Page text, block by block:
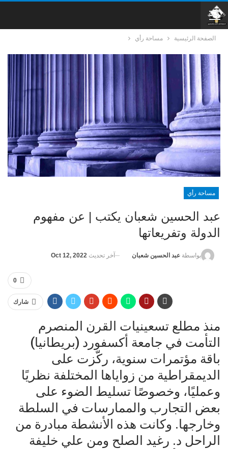
الصفحة الرئيسية مساحة رأي
مساحة رأي
عبد الحسين شعبان يكتب | عن مفهوم
الدولة وتفريعاتها
بواسطة عبد الحسين شعبان آخر تحديث Oct 12, 2022
0
شارك
منذ مطلع تسعينيات القرن المنصرم
التأمت في جامعة أكسفورد (بريطانيا)
باقة مؤتمرات سنوية، ركّزت على
الديمقراطية من زواياها المختلفة نظريًا
وعمليًا، وخصوصًا تسليط الضوء على
بعض التجارب والممارسات في السلطة
وخارجها. وكانت هذه الأنشطة مبادرة من
الراحل د. رغيد الصلح ومن علي خليفة